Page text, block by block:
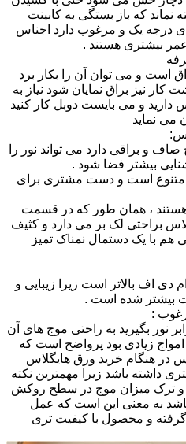
نماند که باز بستگی به کابینت
درجه یک و مرغوب دارد اجناس
عمر بیشتری هستند .
است و می توان آن را بکار برد
کار نیز براق نمایان شود نیاز به
دارید و می بایست دوبل کار کنید
می نماید
و براقی دارد می تواند نور را
بیشتر فضا شود .
متنوع است و دست مشتری برای
هستند ، همان طور که در قسمت
براحتی لک بر می دارد و کثیف
هم با یک دستمال نمناک تمیز
اف بالاتر است زیرا زیبایی و
بیشتر شده است .
:
نور بگیرید به راحتی موج های آن
زیادی بود پرواضح است که
در هنگام خرید ورق هایگلاس
داشته باشد زیرا مهمترین نکته
و ترک میزان موج در سطح روکش
به معنی این است که عمل
و محصول با کیفیت تری